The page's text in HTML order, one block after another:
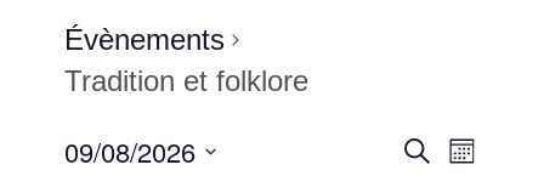
Évènements
Tradition et folklore
Recherche
de
Mois
09/08/2026